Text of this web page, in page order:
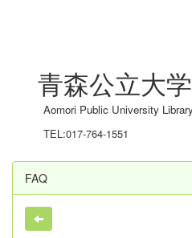
青森公立大
Aomori Public University
TEL:017-764-1551
FAQ